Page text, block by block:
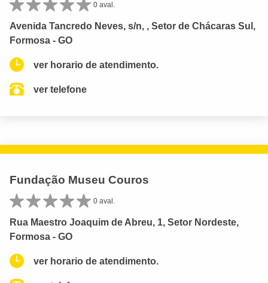
0 aval.
Avenida Tancredo Neves, s/n, , Setor de Chácaras Sul,
Formosa - GO
ver horario de atendimento.
ver telefone
Fundação Museu Couros
0 aval.
Rua Maestro Joaquim de Abreu, 1, Setor Nordeste,
Formosa - GO
ver horario de atendimento.